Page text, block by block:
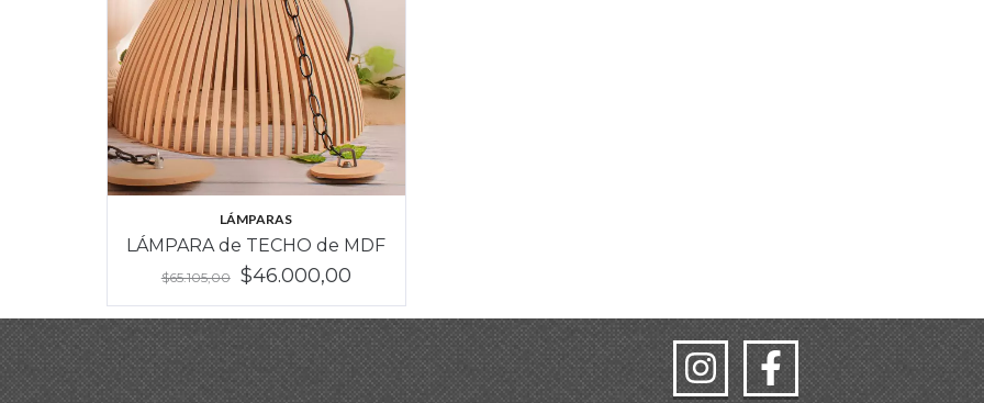
LÁMPARAS
LÁMPARA de TECHO de MDF
$65.105,00 $46.000,00